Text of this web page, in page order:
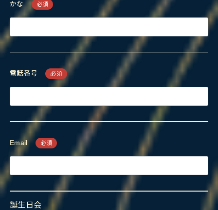
かな 必須
電話番号 必須
Email 必須
誕生日会